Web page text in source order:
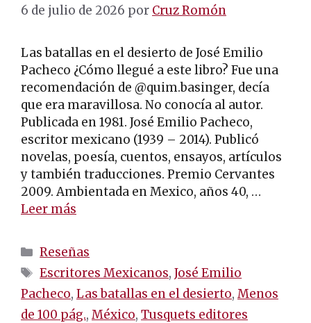
6 de julio de 2026 por Cruz Romón
Las batallas en el desierto de José Emilio
Pacheco ¿Cómo llegué a este libro? Fue una
recomendación de @quim.basinger, decía
que era maravillosa. No conocía al autor.
Publicada en 1981. José Emilio Pacheco,
escritor mexicano (1939 – 2014). Publicó
novelas, poesía, cuentos, ensayos, artículos
y también traducciones. Premio Cervantes
2009. Ambientada en Mexico, años 40, …
Leer más
Categorías
Reseñas
Etiquetas
Escritores Mexicanos,José Emilio
Pacheco, Las batallas en el desierto, Menos
de 100 pág., México, Tusquets editores